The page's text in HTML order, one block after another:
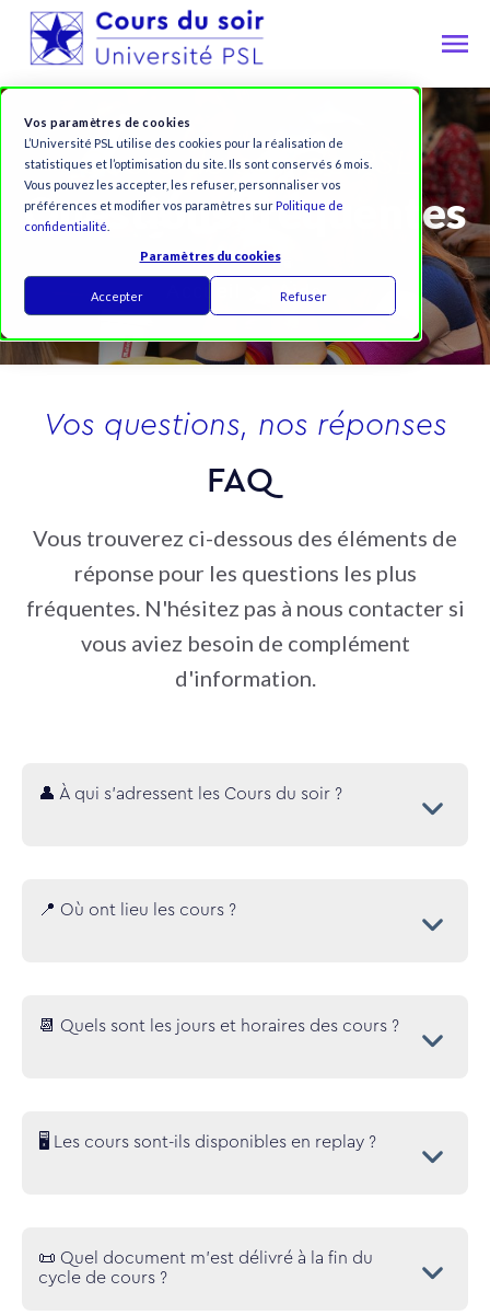
Vos paramètres de cookies
L’Université PSL utilise des cookies pour la réalisation de
statistiques et l’optimisation du site. Ils sont conservés 6 mois.
Vous pouvez les accepter, les refuser, personnaliser vos
préférences et modifier vos paramètres sur Politique de
confidentialité
Paramètres du cookies
Accepter Refuser
Cours du soir de PSL
Questions fréquentes
Aide
Vos questions, nos réponses
FAQ
Vous trouverez ci-dessous des éléments de
réponse pour les questions les plus
fréquentes. N'hésitez pas à nous contacter si
vous aviez besoin de complément
d'information.
👤 À qui s’adressent les Cours du soir ?
📍 Où ont lieu les cours ?
📆 Quels sont les jours et horaires des cours ?
🖥️ Les cours sont-ils disponibles en replay ?
📜 Quel document m'est délivré à la fin du
cycle de cours ?